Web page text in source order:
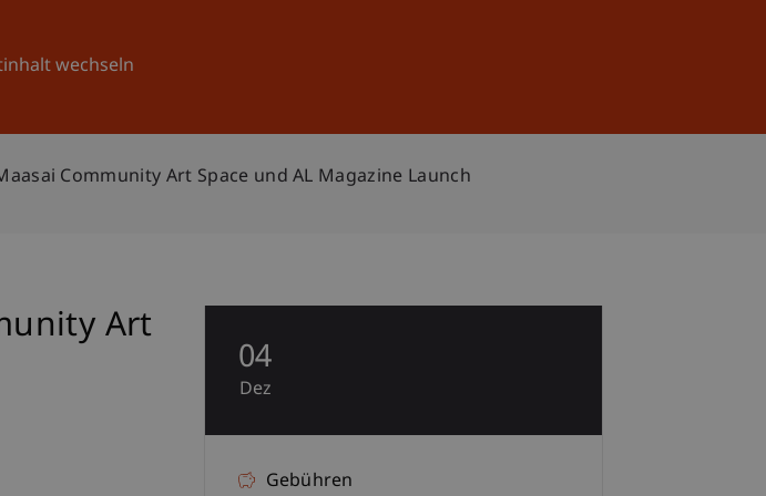
wechseln
Aktuelles
Community Art Space und AL Magazine Launch
Art
04
Dez
Gebühren